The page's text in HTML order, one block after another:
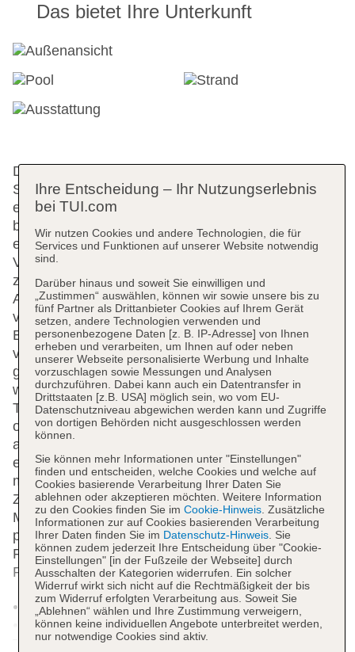
Das bietet Ihre Unterkunft
Das Apartmenthotel bietet 44 Apartments und 3
Studios auf 3 Etagen, die mit einem Aufzug
erreichbar sind. Die Rezeption ist rund um die Uhr
besetzt. Eine Gepäckaufbewahrung, ein Safe und
eine Wechselstube stehen als Serviceleistungen zur
Verfügung. Per WLAN erhalten die Gäste Zugang
zum Internet. Hilfestellung bei der Buchung von
Ausflügen wird am Tourdesk geboten. Das Hotel
verfügt über eine Reihe von behindertengerechten
Einrichtungen. Rollstuhlgerechte Einrichtungen sind
vorhanden. Ein schöner Garten und ein Spielplatz
gehören zum Gelände der Unterbringung. Zur
weiteren Einrichtung des Apartmenthotels zählt ein
TV-Raum. Wer mit dem Fahrzeug anreist, kann es
ohne Gebühr auf dem Parkplatz des Hotels
abstellen. Zu den gebotenen Leistungen gehören
ein Babysitterservice, eine Autovermietung,
medizinische Betreuung, ein Transferservice, ein
Zimmerservice, ein Wäscheservice und eine
Münzwäscherei. Aktive Gäste, die die Umgebung
per Rad entdecken möchten, werden den
Fahrradverleih (gegen Gebühr) zu schätzen wissen,
Fahrradstellplätze sind ebenfalls vorhanden.
24h Rezeption
Parkplatz
Check-in von: 18:00:00Weitere Informationen
Ihre Entscheidung – Ihr Nutzungserlebnis
bei TUI.com
Wir nutzen Cookies und andere Technologien, die für
Services und Funktionen auf unserer Website notwendig
sind.
Darüber hinaus und soweit Sie einwilligen und
„Zustimmen“ auswählen, können wir sowie unsere bis zu
fünf Partner als Drittanbieter Cookies auf Ihrem Gerät
setzen, andere Technologien verwenden und
personenbezogene Daten [z. B. IP-Adresse] von Ihnen
erheben und verarbeiten, um Ihnen auf oder neben
unserer Webseite personalisierte Werbung und Inhalte
vorzuschlagen sowie Messungen und Analysen
durchzuführen. Dabei kann auch ein Datentransfer in
Drittstaaten [z.B. USA] möglich sein, wo vom EU-
Datenschutzniveau abgewichen werden kann und Zugriffe
von dortigen Behörden nicht ausgeschlossen werden
können.
Sie können mehr Informationen unter "Einstellungen"
finden und entscheiden, welche Cookies und welche auf
Cookies basierende Verarbeitung Ihrer Daten Sie
ablehnen oder akzeptieren möchten. Weitere Information
zu den Cookies finden Sie im Cookie-Hinweis. Zusätzliche
Informationen zur auf Cookies basierenden Verarbeitung
Ihrer Daten finden Sie im Datenschutz-Hinweis. Sie
können zudem jederzeit Ihre Entscheidung über "Cookie-
Einstellungen" [in der Fußzeile der Webseite] durch
Ausschalten der Kategorien widerrufen. Ein solcher
Widerruf wirkt sich nicht auf die Rechtmäßigkeit der bis
zum Widerruf erfolgten Verarbeitung aus. Soweit Sie
„Ablehnen“ wählen und Ihre Zustimmung verweigern,
können keine individuellen Angebote unterbreitet werden,
nur notwendige Cookies sind aktiv.